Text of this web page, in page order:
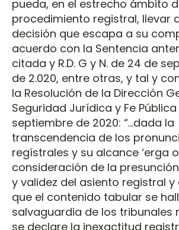
pueda, en el estrecho ámbito
procedimiento registral, llevar
decisión que escapa a su
acuerdo con la Sentencia
citada y R.D. G y N. de 24 de
de 2.020, entre otras, y tal y
la Resolución de la Dirección
Seguridad Jurídica y Fe
septiembre de 2020: “...dada la
transcendencia de los
regístrales y su alcance ‘erga
consideración de la
y validez del asiento registral y
que el contenido tabular se
salvaguardia de los tribunales
se declare la inexactitud